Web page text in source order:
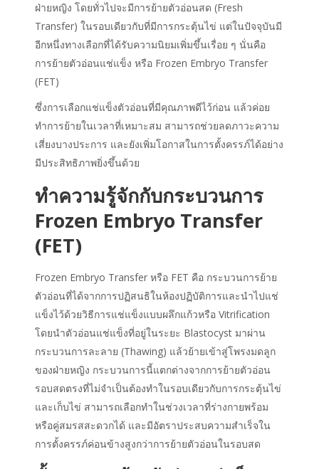
ฝ่ายหญิง โดยทั่วไปจะมีการย้ายตัวอ่อนสด (Fresh
Transfer) ในรอบเดียวกับที่มีการกระตุ้นไข่ แต่ในปัจจุบันมี
อีกหนึ่งทางเลือกที่ได้รับความนิยมเพิ่มขึ้นเรื่อย ๆ นั่นคือ
การย้ายตัวอ่อนแช่แข็ง หรือ Frozen Embryo Transfer
(FET)
ซึ่งการเลือกแช่แข็งตัวอ่อนที่มีคุณภาพดีไว้ก่อน แล้วค่อย
ทำการย้ายในเวลาที่เหมาะสม สามารถช่วยลดภาวะความ
เสี่ยงบางประการ และยังเพิ่มโอกาสในการตั้งครรภ์ได้อย่าง
มีประสิทธิภาพยิ่งขึ้นด้วย
ทำความรู้จักกับกระบวนการ
Frozen Embryo Transfer
(FET)
Frozen Embryo Transfer หรือ FET คือ กระบวนการย้าย
ตัวอ่อนที่ได้จากการปฏิสนธิในห้องปฏิบัติการและนำไปแช่
แข็งไว้ด้วยวิธีการแช่แข็งแบบผลึกแก้วหรือ Vitrification
โดยนำตัวอ่อนแช่แข็งที่อยู่ในระยะ Blastocyst มาผ่าน
กระบวนการละลาย (Thawing) แล้วย้ายเข้าสู่โพรงมดลูก
ของฝ่ายหญิง กระบวนการนี้แตกต่างจากการย้ายตัวอ่อน
รอบสดตรงที่ไม่จำเป็นต้องทำในรอบเดียวกับการกระตุ้นไข่
และเก็บไข่ สามารถเลือกทำในช่วงเวลาที่ร่างกายพร้อม
หรือคู่สมรสสะดวกได้ และมีอัตราประสบความสำเร็จใน
การตั้งครรภ์ค่อนข้างสูงกว่าการย้ายตัวอ่อนในรอบสด